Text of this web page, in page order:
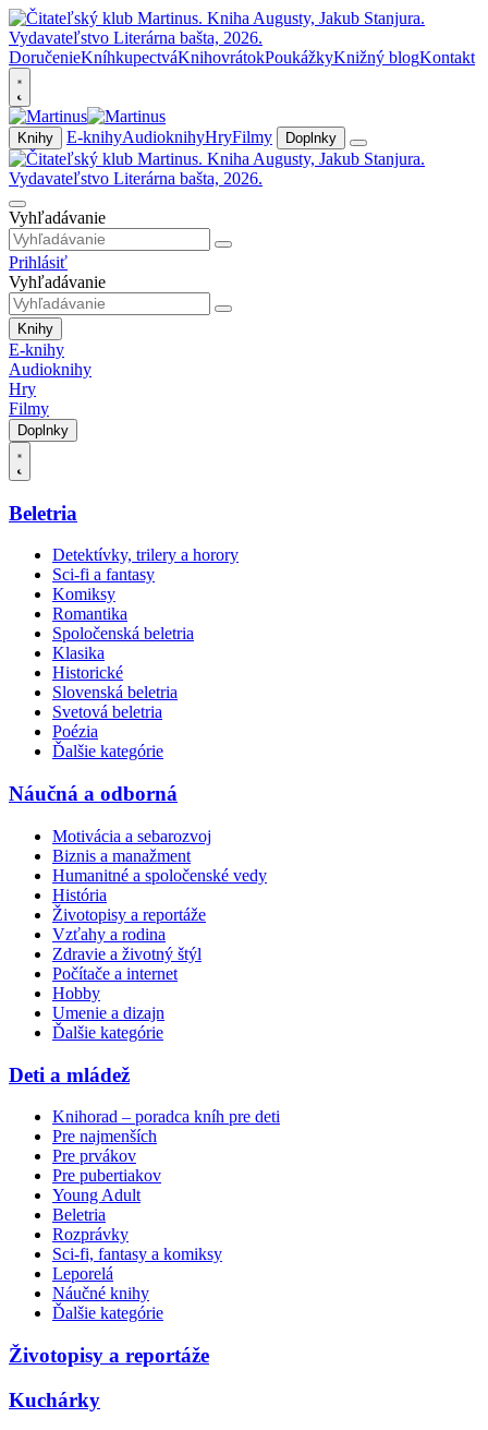
DoručenieKníhkupectváKnihovrátokPoukážkyKnižný blogKontakt
Knihy E-knihyAudioknihyHryFilmy Doplnky
Vyhľadávanie
Prihlásiť
Vyhľadávanie
Knihy
E-knihy
Audioknihy
Hry
Filmy
Doplnky
Beletria
Detektívky, trilery a horory
Sci-fi a fantasy
Komiksy
Romantika
Spoločenská beletria
Klasika
Historické
Slovenská beletria
Svetová beletria
Poézia
Ďalšie kategórie
Náučná a odborná
Motivácia a sebarozvoj
Biznis a manažment
Humanitné a spoločenské vedy
História
Životopisy a reportáže
Vzťahy a rodina
Zdravie a životný štýl
Počítače a internet
Hobby
Umenie a dizajn
Ďalšie kategórie
Deti a mládež
Knihorad – poradca kníh pre deti
Pre najmenších
Pre prvákov
Pre pubertiakov
Young Adult
Beletria
Rozprávky
Sci-fi, fantasy a komiksy
Leporelá
Náučné knihy
Ďalšie kategórie
Životopisy a reportáže
Kuchárky